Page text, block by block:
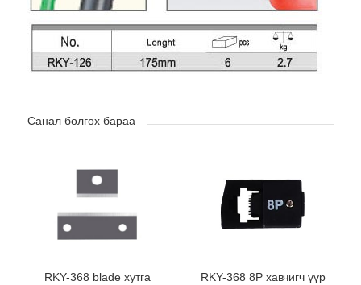
Санал болгох бараа
RKY-368 blade хутга
RKY-368 8P хавчигч үүр